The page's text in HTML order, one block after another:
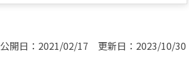
公開日：2021/02/17 更新日：2023/10/30